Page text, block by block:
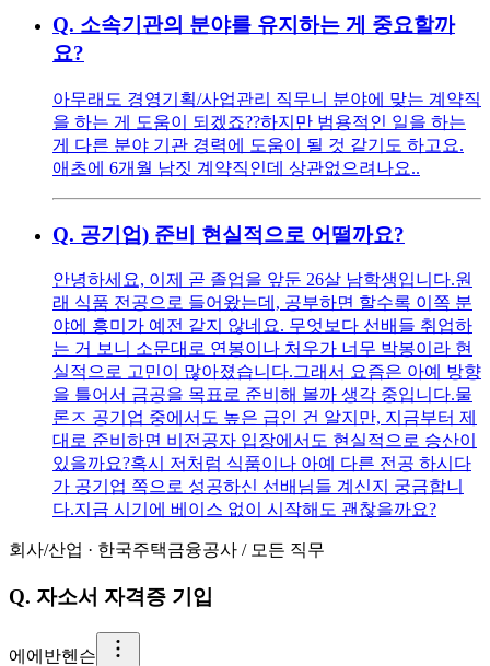
Q. 소속기관의 분야를 유지하는 게 중요할까
요?
아무래도 경영기획/사업관리 직무니 분야에 맞는 계약직
을 하는 게 도움이 되겠죠?? ​ 하지만 범용적인 일을 하는
게 다른 분야 기관 경력에 도움이 될 것 같기도 하고요.
애초에 6개월 남짓 계약직인데 상관없으려나요..
Q. 공기업) 준비 현실적으로 어떨까요?
안녕하세요, 이제 곧 졸업을 앞둔 26살 남학생입니다. ​ 원
래 식품 전공으로 들어왔는데, 공부하면 할수록 이쪽 분
야에 흥미가 예전 같지 않네요. 무엇보다 선배들 취업하
는 거 보니 소문대로 연봉이나 처우가 너무 박봉이라 현
실적으로 고민이 많아졌습니다. ​ 그래서 요즘은 아예 방향
을 틀어서 금공을 목표로 준비해 볼까 생각 중입니다. ​ 물
론ㅈ 공기업 중에서도 높은 급인 건 알지만, 지금부터 제
대로 준비하면 비전공자 입장에서도 현실적으로 승산이
있을까요? ​ 혹시 저처럼 식품이나 아예 다른 전공 하시다
가 공기업 쪽으로 성공하신 선배님들 계신지 궁금합니
다. ​ 지금 시기에 베이스 없이 시작해도 괜찮을까요?
회사/산업 · 한국주택금융공사 / 모든 직무
Q. 자소서 자격증 기입
에 에반헨슨